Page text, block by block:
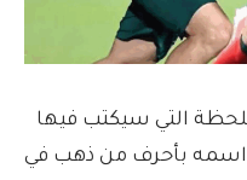
التي سيكتب فيها
اسمه بأحرف من ذهب في